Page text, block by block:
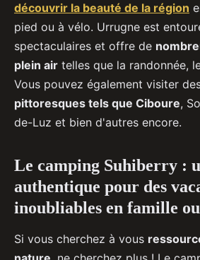
découvrir la beauté de la région
pied ou à vélo. Urrugne est
spectaculaires et offre de
plein air telles que la randonnée,
Vous pouvez également visiter
pittoresques tels que Ciboure,
de-Luz et bien d'autres encore.
Le camping Suhiberry :
authentique pour des
inoubliables en famille
Si vous cherchez à vous